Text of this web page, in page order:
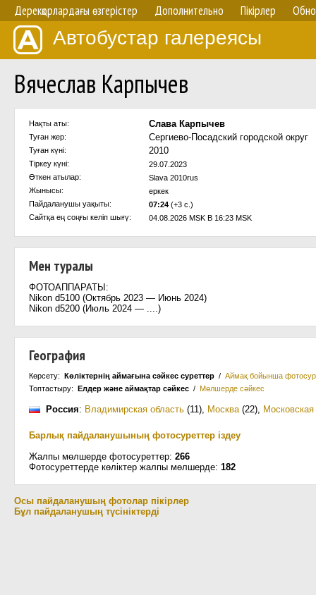
Дерекқорлардағы өзгерістер Дополнительно Пікірлер
Автобустар галереясы
Вячеслав Карпычев
Нақты аты: Слава Карпычев
Туған жер: Сергиево-Посадский городской округ
Туған күні: 2010
Тіркеу күні:
29.07.2023
Өткен атылар:
Slava 2010rus
Жынысы:
еркек
Пайдаланушы уақыты:
07:24 (+3 с.)
Сайтқа ең соңғы келіп шығү:
04.08.2026 MSK В 16:23 MSK
Мен туралы
ФОТОАППАРАТЫ:
Nikon d5100 (Октябрь 2023 — Июнь 2024)
Nikon d5200 (Июль 2024 — ....)
География
Көрсету: Көліктернің аймағына сәйкес суреттер / Аймақ бойынша
Топтастыру: Елдер және аймақтар сәйкес / Мөлшерде сәйкес
Россия: Владимирская область (11), Москва(22),
Барлық пайдаланушының фотосуреттер іздеу
Жалпы мөлшерде фотосуреттер: 266
Фотосуреттерде көліктер жалпы мөлшерде: 182
Осы пайдаланушың фотолар пікірлер
Бұл пайдаланушың түсініктерді